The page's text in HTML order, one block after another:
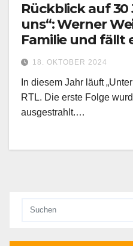
Rückblick auf 30
uns“: Werner
Familie und fällt
Verwechselung
18. OKTOBER 2024
In diesem Jahr läuft
RTL. Die erste Folge
ausgestrahlt.…